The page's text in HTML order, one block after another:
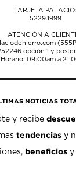
TARJETA PALACIO:
5229.1999
ATENCIÓN A
opción 1 y
Horario: 09:00am a
NOTICIAS
y recibe
tendencias y
beneficios y